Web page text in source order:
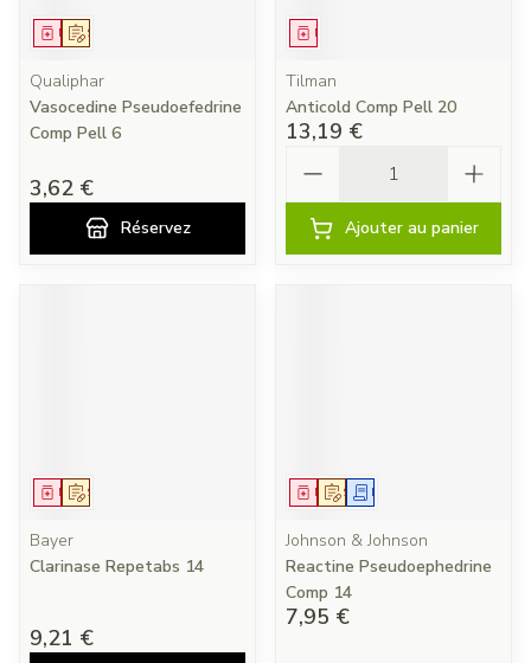
Sur prescription
Médicament
Qualiphar
Vasocedine Pseudoefedrine
Comp Pell 6
3,62 €
Réservez
Médicament
Tilman
Anticold Comp Pell 20
13,19 €
Ajouter au panier
Sur prescription
Médicament
Bayer
Clarinase Repetabs 14
9,21 €
Sur prescription
MédicamentDemande écrite
Johnson & Johnson
Reactine Pseudoephedrine
Comp 14
7,95 €